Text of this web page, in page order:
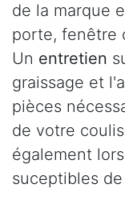
de la marque
porte, fenêtre
Un entretien
graissage et
pièces
de votre
également
suceptibles